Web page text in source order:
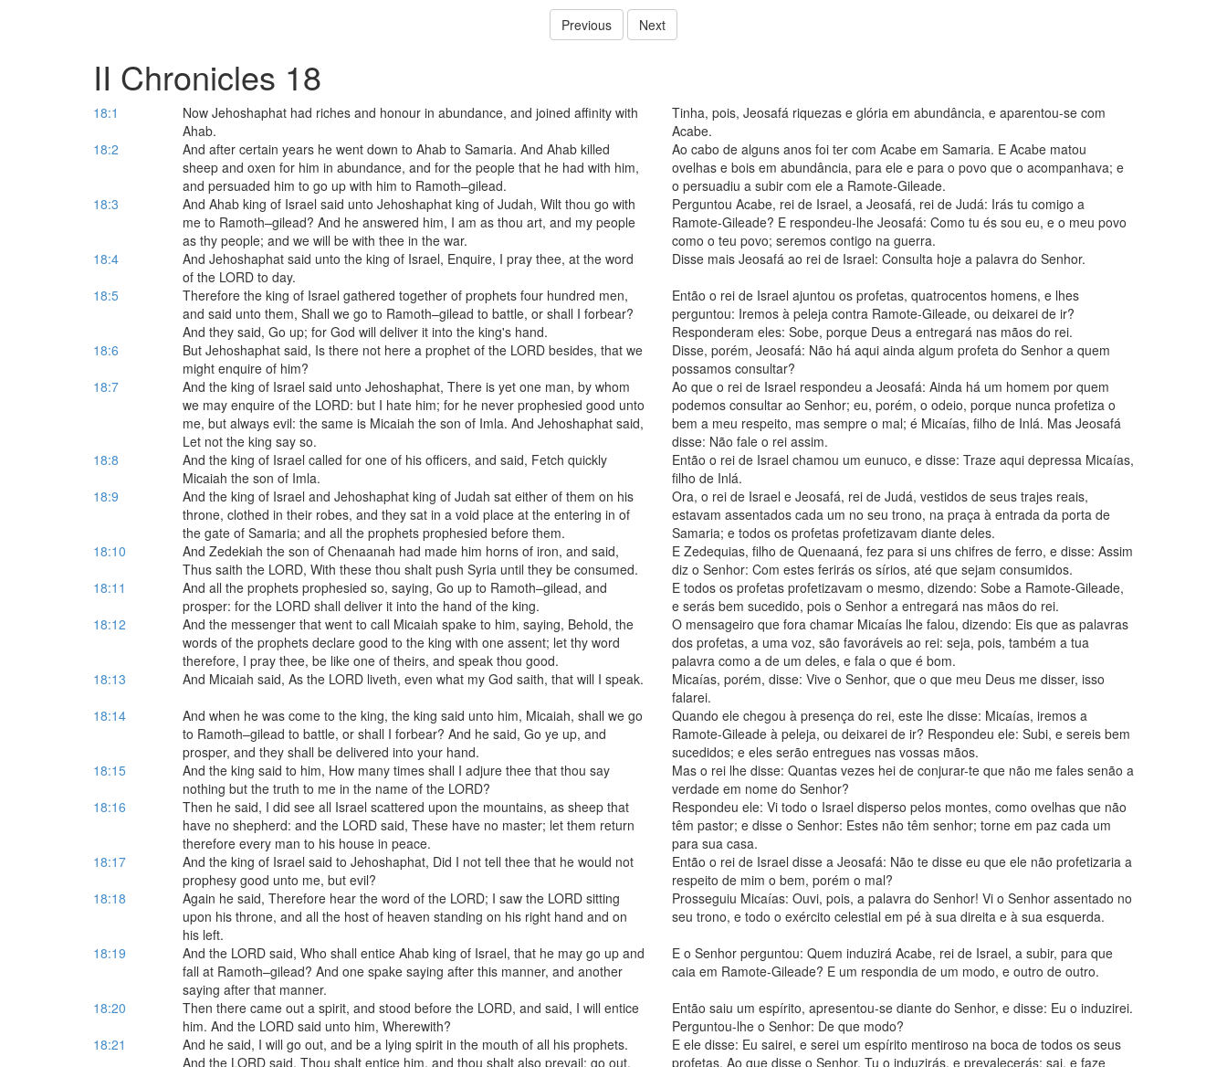
Previous Next
II Chronicles 18
18:1
Now Jehoshaphat had riches and honour in abundance, and joined affinity with
Ahab.
Tinha, pois, Jeosafá riquezas e glória em abundância, e aparentou-se com
Acabe.
18:2
And after certain years he went down to Ahab to Samaria. And Ahab killed
sheep and oxen for him in abundance, and for the people that he had with him,
and persuaded him to go up with him to Ramoth–gilead.
Ao cabo de alguns anos foi ter com Acabe em Samaria. E Acabe matou
ovelhas e bois em abundância, para ele e para o povo que o acompanhava; e
o persuadiu a subir com ele a Ramote-Gileade.
18:3
And Ahab king of Israel said unto Jehoshaphat king of Judah, Wilt thou go with
me to Ramoth–gilead? And he answered him, I am as thou art, and my people
as thy people; and we will be with thee in the war.
Perguntou Acabe, rei de Israel, a Jeosafá, rei de Judá: Irás tu comigo a
Ramote-Gileade? E respondeu-lhe Jeosafá: Como tu és sou eu, e o meu povo
como o teu povo; seremos contigo na guerra.
18:4
And Jehoshaphat said unto the king of Israel, Enquire, I pray thee, at the word
of the LORD to day.
Disse mais Jeosafá ao rei de Israel: Consulta hoje a palavra do Senhor.
18:5
Therefore the king of Israel gathered together of prophets four hundred men,
and said unto them, Shall we go to Ramoth–gilead to battle, or shall I forbear?
And they said, Go up; for God will deliver it into the king's hand.
Então o rei de Israel ajuntou os profetas, quatrocentos homens, e lhes
perguntou: Iremos à peleja contra Ramote-Gileade, ou deixarei de ir?
Responderam eles: Sobe, porque Deus a entregará nas mãos do rei.
18:6
But Jehoshaphat said, Is there not here a prophet of the LORD besides, that we
might enquire of him?
Disse, porém, Jeosafá: Não há aqui ainda algum profeta do Senhor a quem
possamos consultar?
18:7
And the king of Israel said unto Jehoshaphat, There is yet one man, by whom
we may enquire of the LORD: but I hate him; for he never prophesied good unto
me, but always evil: the same is Micaiah the son of Imla. And Jehoshaphat said,
Let not the king say so.
Ao que o rei de Israel respondeu a Jeosafá: Ainda há um homem por quem
podemos consultar ao Senhor; eu, porém, o odeio, porque nunca profetiza o
bem a meu respeito, mas sempre o mal; é Micaías, filho de Inlá. Mas Jeosafá
disse: Não fale o rei assim.
18:8
And the king of Israel called for one of his officers, and said, Fetch quickly
Micaiah the son of Imla.
Então o rei de Israel chamou um eunuco, e disse: Traze aqui depressa Micaías,
filho de Inlá.
18:9
And the king of Israel and Jehoshaphat king of Judah sat either of them on his
throne, clothed in their robes, and they sat in a void place at the entering in of
the gate of Samaria; and all the prophets prophesied before them.
Ora, o rei de Israel e Jeosafá, rei de Judá, vestidos de seus trajes reais,
estavam assentados cada um no seu trono, na praça à entrada da porta de
Samaria; e todos os profetas profetizavam diante deles.
18:10
And Zedekiah the son of Chenaanah had made him horns of iron, and said,
Thus saith the LORD, With these thou shalt push Syria until they be consumed.
E Zedequias, filho de Quenaaná, fez para si uns chifres de ferro, e disse: Assim
diz o Senhor: Com estes ferirás os sírios, até que sejam consumidos.
18:11
And all the prophets prophesied so, saying, Go up to Ramoth–gilead, and
prosper: for the LORD shall deliver it into the hand of the king.
E todos os profetas profetizavam o mesmo, dizendo: Sobe a Ramote-Gileade,
e serás bem sucedido, pois o Senhor a entregará nas mãos do rei.
18:12
And the messenger that went to call Micaiah spake to him, saying, Behold, the
words of the prophets declare good to the king with one assent; let thy word
therefore, I pray thee, be like one of theirs, and speak thou good.
O mensageiro que fora chamar Micaías lhe falou, dizendo: Eis que as palavras
dos profetas, a uma voz, são favoráveis ao rei: seja, pois, também a tua
palavra como a de um deles, e fala o que é bom.
18:13
And Micaiah said, As the LORD liveth, even what my God saith, that will I speak.
Micaías, porém, disse: Vive o Senhor, que o que meu Deus me disser, isso
falarei.
18:14
And when he was come to the king, the king said unto him, Micaiah, shall we go
to Ramoth–gilead to battle, or shall I forbear? And he said, Go ye up, and
prosper, and they shall be delivered into your hand.
Quando ele chegou à presença do rei, este lhe disse: Micaías, iremos a
Ramote-Gileade à peleja, ou deixarei de ir? Respondeu ele: Subi, e sereis bem
sucedidos; e eles serão entregues nas vossas mãos.
18:15
And the king said to him, How many times shall I adjure thee that thou say
nothing but the truth to me in the name of the LORD?
Mas o rei lhe disse: Quantas vezes hei de conjurar-te que não me fales senão a
verdade em nome do Senhor?
18:16
Then he said, I did see all Israel scattered upon the mountains, as sheep that
have no shepherd: and the LORD said, These have no master; let them return
therefore every man to his house in peace.
Respondeu ele: Vi todo o Israel disperso pelos montes, como ovelhas que não
têm pastor; e disse o Senhor: Estes não têm senhor; torne em paz cada um
para sua casa.
18:17
And the king of Israel said to Jehoshaphat, Did I not tell thee that he would not
prophesy good unto me, but evil?
Então o rei de Israel disse a Jeosafá: Não te disse eu que ele não profetizaria a
respeito de mim o bem, porém o mal?
18:18
Again he said, Therefore hear the word of the LORD; I saw the LORD sitting
upon his throne, and all the host of heaven standing on his right hand and on
his left.
Prosseguiu Micaías: Ouvi, pois, a palavra do Senhor! Vi o Senhor assentado no
seu trono, e todo o exército celestial em pé à sua direita e à sua esquerda.
18:19
And the LORD said, Who shall entice Ahab king of Israel, that he may go up and
fall at Ramoth–gilead? And one spake saying after this manner, and another
saying after that manner.
E o Senhor perguntou: Quem induzirá Acabe, rei de Israel, a subir, para que
caia em Ramote-Gileade? E um respondia de um modo, e outro de outro.
18:20
Then there came out a spirit, and stood before the LORD, and said, I will entice
him. And the LORD said unto him, Wherewith?
Então saiu um espírito, apresentou-se diante do Senhor, e disse: Eu o induzirei.
Perguntou-lhe o Senhor: De que modo?
18:21
And he said, I will go out, and be a lying spirit in the mouth of all his prophets.
And the LORD said, Thou shalt entice him, and thou shalt also prevail: go out,
E ele disse: Eu sairei, e serei um espírito mentiroso na boca de todos os seus
profetas. Ao que disse o Senhor. Tu o induzirás, e prevalecerás; sai, e faze